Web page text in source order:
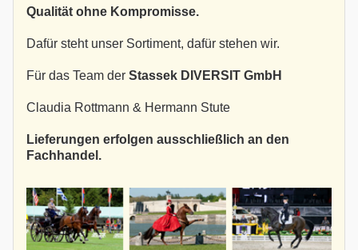
Qualität ohne Kompromisse.
Dafür steht unser Sortiment, dafür stehen wir.
Für das Team der Stassek DIVERSIT GmbH
Claudia Rottmann & Hermann Stute
Lieferungen erfolgen ausschließlich an den
Fachhandel.